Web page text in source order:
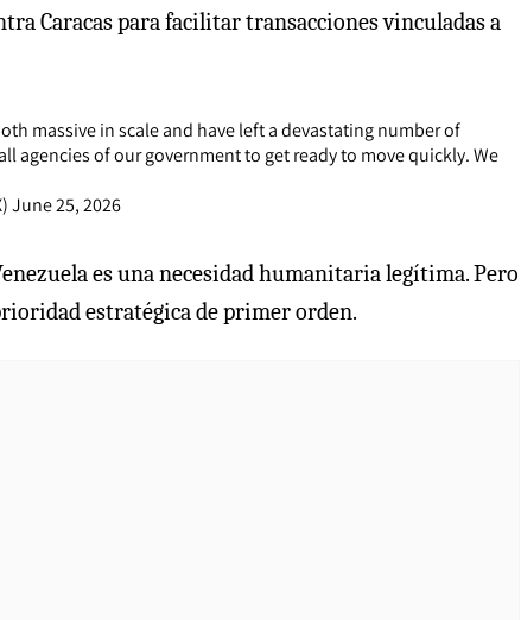
Caracas para facilitar transacciones vinculadas a
massive in scale and have left a devastating number of
agencies of our government to get ready to move quickly. We
June 25, 2026
es una necesidad humanitaria legítima. Pero
estratégica de primer orden.